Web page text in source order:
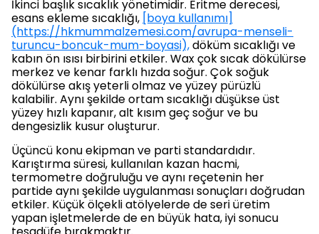
İkinci başlık sıcaklık yönetimidir. Eritme derecesi,
esans ekleme sıcaklığı, [boya kullanımı]
(https://hkmummalzemesi.com/avrupa-menseli-
turuncu-boncuk-mum-boyasi),döküm sıcaklığı ve
kabın ön ısısı birbirini etkiler. Wax çok sıcak dökülürse
merkez ve kenar farklı hızda soğur. Çok soğuk
dökülürse akış yeterli olmaz ve yüzey pürüzlü
kalabilir. Aynı şekilde ortam sıcaklığı düşükse üst
yüzey hızlı kapanır, alt kısım geç soğur ve bu
dengesizlik kusur oluşturur.
Üçüncü konu ekipman ve parti standardıdır.
Karıştırma süresi, kullanılan kazan hacmi,
termometre doğruluğu ve aynı reçetenin her
partide aynı şekilde uygulanması sonuçları doğrudan
etkiler. Küçük ölçekli atölyelerde de seri üretim
yapan işletmelerde de en büyük hata, iyi sonucu